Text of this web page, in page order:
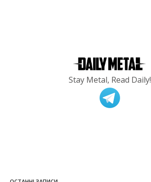
Stay Metal, Read Daily!